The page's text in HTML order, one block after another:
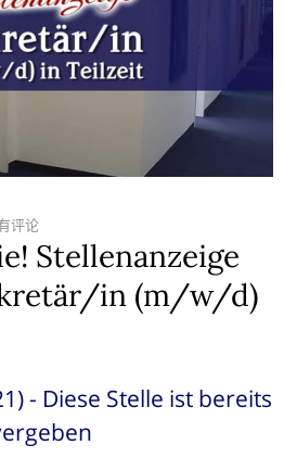
评论
Stellenanzeige
in (m/w/d)
- Diese Stelle ist bereits